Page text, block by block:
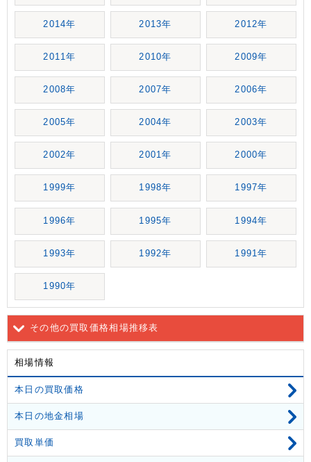
2014年 2013年 2012年
2011年 2010年 2009年
2008年 2007年 2006年
2005年 2004年 2003年
2002年 2001年 2000年
1999年 1998年 1997年
1996年 1995年 1994年
1993年 1992年 1991年
1990年
その他の買取価格相場推移表
相場情報
本日の買取価格
本日の地金相場
買取単価